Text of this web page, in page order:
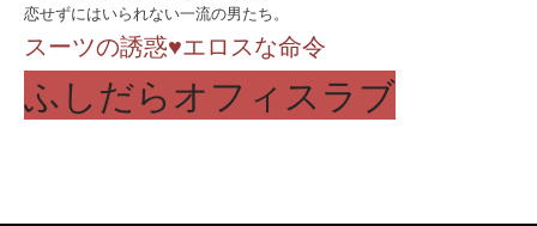
恋せずにはいられない一流の男たち。
スーツの誘惑♥エロスな命令
ふしだらオフィスラブ